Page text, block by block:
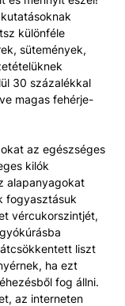
különféle
sütemények,
30 százalékkal
magas fehérje-
az egészséges
kilók
alapanyagokat
fogyasztásuk
vércukorszintjét,
liszt
ha ezt
fog állni.
az interneten